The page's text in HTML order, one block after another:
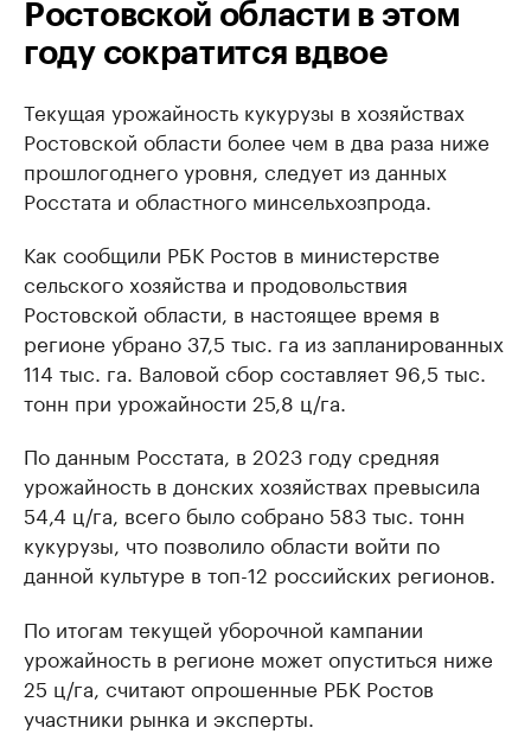
Ростовской области в этом
году сократится вдвое
Текущая урожайность кукурузы в хозяйствах
Ростовской области более чем в два раза ниже
прошлогоднего уровня, следует из данных
Росстата и областного минсельхозпрода.
Как сообщили РБК Ростов в министерстве
сельского хозяйства и продовольствия
Ростовской области, в настоящее время в
регионе убрано 37,5 тыс. га из запланированных
114 тыс. га. Валовой сбор составляет 96,5 тыс.
тонн при урожайности 25,8 ц/га.
По данным Росстата, в 2023 году средняя
урожайность в донских хозяйствах превысила
54,4 ц/га, всего было собрано 583 тыс. тонн
кукурузы, что позволило области войти по
данной культуре в топ-12 российских регионов.
По итогам текущей уборочной кампании
урожайность в регионе может опуститься ниже
25 ц/га, считают опрошенные РБК Ростов
участники рынка и эксперты.